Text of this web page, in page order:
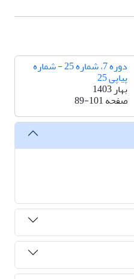
دوره 7، شماره 25 - شماره
پیاپی 25
بهار 1403
صفحه89-101